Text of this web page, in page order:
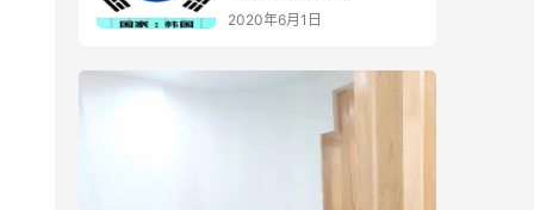
2020年6月1日